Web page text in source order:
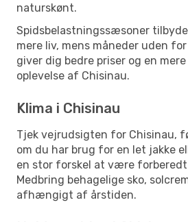
naturskønt.
Spidsbelastningssæsoner
mere liv, mens måneder uden
giver dig bedre priser og en
oplevelse af Chisinau.
Klima i Chisinau
Tjek vejrudsigten for Chisinau,
om du har brug for en let jakke
en stor forskel at være forberedt
Medbring behagelige sko,
afhængigt af årstiden.